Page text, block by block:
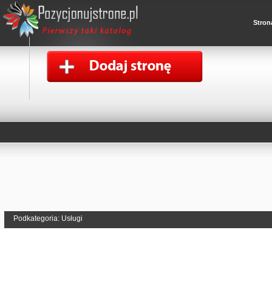
Podkategoria: Usługi